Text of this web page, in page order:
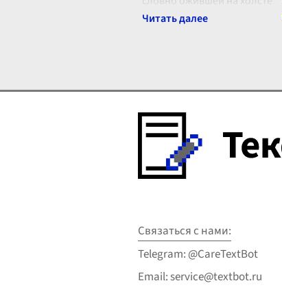
стихии, мы видим
отображение мощи и
Связаться с нами:
Telegram: @CareTextBot
Email: service@textbot.ru